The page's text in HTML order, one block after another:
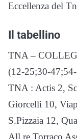
Eccellenza del
Il tabellino
TNA –
(12-25;30-
TNA : Actis 2,
Giorcelli 10,
S.Pizzaia 12,
All.re Torraco